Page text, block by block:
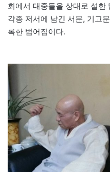
회에서 대중들을 상대로 설한
각종 저서에 남긴 서문, 기고
록한 법어집이다.